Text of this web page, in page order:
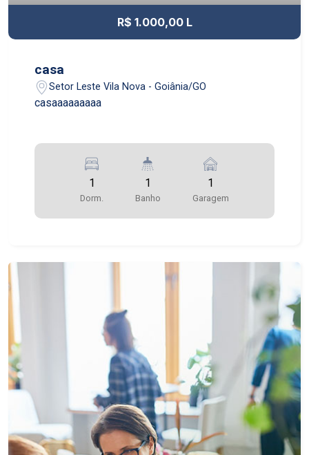
R$ 1.000,00 L
casa
Setor Leste Vila Nova - Goiânia/GO
casaaaaaaaaa
1
Dorm.
1
Banho
1
Garagem